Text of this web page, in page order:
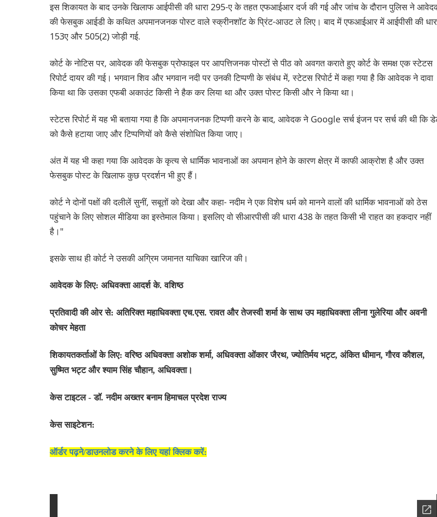
इस शिकायत के बाद उनके खिलाफ आईपीसी की धारा 295-ए के तहत एफआईआर दर्ज की गई और जांच के दौरान पुलिस ने
की फेसबुक आईडी के कथित अपमानजनक पोस्ट वाले स्क्रीनशॉट के प्रिंट-आउट ले लिए। बाद में एफआईआर में आईपीसी की
153ए और 505(2) जोड़ी गई.
कोर्ट के नोटिस पर, आवेदक की फेसबुक प्रोफाइल पर आपत्तिजनक पोस्टों से पीठ को अवगत कराते हुए कोर्ट के समक्ष एक स्टेटस
रिपोर्ट दायर की गई। भगवान शिव और भगवान नदी पर उनकी टिप्पणी के संबंध में, स्टेटस रिपोर्ट में कहा गया है कि आवेदक ने दावा
किया था कि उसका एफबी अकाउंट किसी ने हैक कर लिया था और उक्त पोस्ट किसी और ने किया था।
स्टेटस रिपोर्ट में यह भी बताया गया है कि अपमानजनक टिप्पणी करने के बाद, आवेदक ने Google सर्च इंजन पर सर्च की थी कि
को कैसे हटाया जाए और टिप्पणियों को कैसे संशोधित किया जाए।
अंत में यह भी कहा गया कि आवेदक के कृत्य से धार्मिक भावनाओं का अपमान होने के कारण क्षेत्र में काफी आक्रोश है और उक्त
फेसबुक पोस्ट के खिलाफ कुछ प्रदर्शन भी हुए हैं।
कोर्ट ने दोनों पक्षों की दलीलें सुनीं, सबूतों को देखा और कहा- नदीम ने एक विशेष धर्म को मानने वालों की धार्मिक भावनाओं को ठेस
पहुंचाने के लिए सोशल मीडिया का इस्तेमाल किया। इसलिए वो सीआरपीसी की धारा 438 के तहत किसी भी राहत का हकदार नहीं
है।"
इसके साथ ही कोर्ट ने उसकी अग्रिम जमानत याचिका खारिज की।
आवेदक के लिए: अधिवक्ता आदर्श के. वशिष्ठ
प्रतिवादी की ओर से: अतिरिक्त महाधिवक्ता एच.एस. रावत और तेजस्वी शर्मा के साथ उप महाधिवक्ता लीना गुलेरिया और अवनी
कोचर मेहता
शिकायतकर्ताओं के लिए: वरिष्ठ अधिवक्ता अशोक शर्मा, अधिवक्ता ओंकार जैरथ, ज्योतिर्मय भट्ट, अंकित धीमान, गौरव कौशल,
सुष्मित भट्ट और श्याम सिंह चौहान, अधिवक्ता।
केस टाइटल - डॉ. नदीम अख्तर बनाम हिमाचल प्रदेश राज्य
केस साइटेशन:
ऑर्डर पढ़ने/डाउनलोड करने के लिए यहां क्लिक करें: